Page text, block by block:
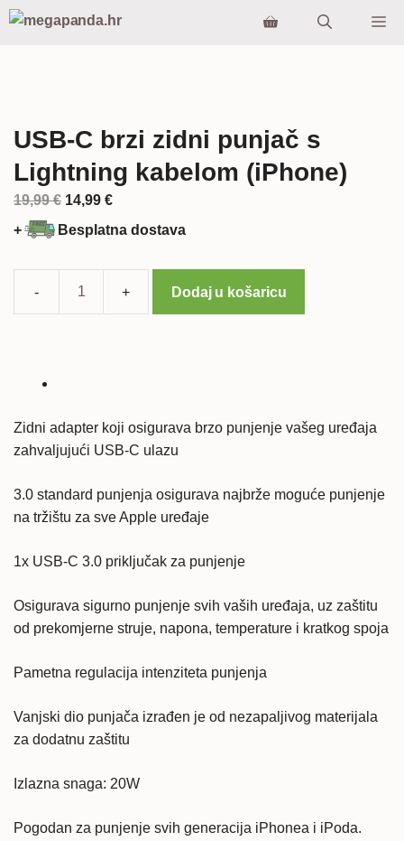
Preskoči
USB-C brzi zidni punjač s
Lightning kabelom (iPhone)
19,99€ Izvorna
cijena
je:
19,99 €.
14,99 €Trenutna
cijena
14,99 €.
+ Besplatna dostava
USB-
Lightning
kabelom
količina
Dodaj u košaricu
Zidni adapter koji osigurava brzo punjenje vašeg uređaja
zahvaljujući USB-C ulazu
3.0 standard punjenja osigurava najbrže moguće punjenje
na tržištu za sve Apple uređaje
1x USB-C 3.0 priključak za punjenje
Osigurava sigurno punjenje svih vaših uređaja, uz zaštitu
od prekomjerne struje, napona, temperature i kratkog spoja
Pametna regulacija intenziteta punjenja
Vanjski dio punjača izrađen je od nezapaljivog materijala
za dodatnu zaštitu
Izlazna snaga: 20W
Pogodan za punjenje svih generacija iPhonea i iPoda.